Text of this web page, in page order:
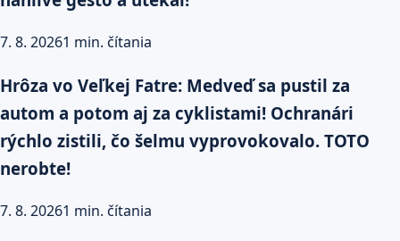
7. 8. 20261 min. čítania
Hrôza vo Veľkej Fatre: Medveď sa pustil za
autom a potom aj za cyklistami! Ochranári
rýchlo zistili, čo šelmu vyprovokovalo. TOTO
nerobte!
7. 8. 20261 min. čítania